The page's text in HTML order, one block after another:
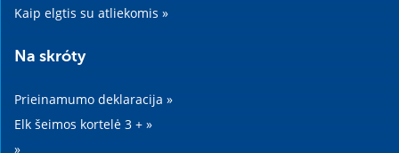
Kaip elgtis su atliekomis »
Na skróty
Prieinamumo deklaracija »
Elk šeimos kortelė 3 + »
»